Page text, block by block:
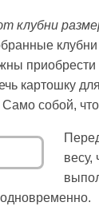
картошку
собой,
весу,